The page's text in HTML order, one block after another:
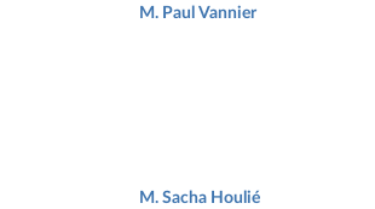
M. Paul Vannier
M. Sacha Houlié